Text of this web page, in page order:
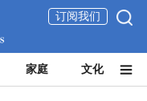
订阅我们
家庭 文化